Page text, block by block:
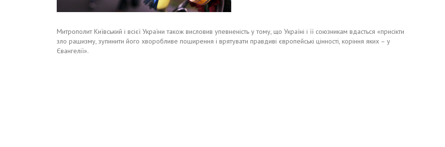
Митрополит Київський і всієї України також висловив упевненість у тому, що Україні і її союзникам вдасться «присікти
зло рашизму, зупинити його хворобливе поширення і врятувати правдиві європейські цінності, коріння яких – у
Євангелії».